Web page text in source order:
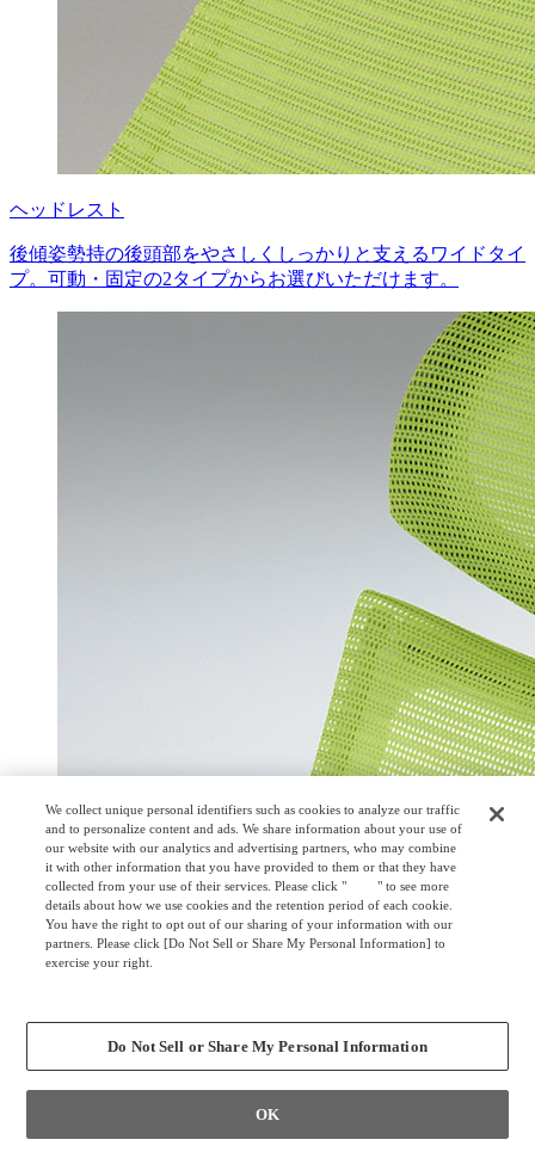
ヘッドレスト
後傾姿勢持の後頭部をやさしくしっかりと支えるワイドタイ
プ。可動・固定の2タイプからお選びいただけます。
We collect unique personal identifiers such as cookies to analyze our traffic
and to personalize content and ads. We share information about your use of
our website with our analytics and advertising partners, who may combine
it with other information that you have provided to them or that they have
collected from your use of their services. Please click "
here" to see more
details about how we use cookies and the retention period of each cookie.
You have the right to opt out of our sharing of your information with our
partners. Please click [Do Not Sell or Share My Personal Information] to
exercise your right.
Do Not Sell or Share My Personal Information
OK